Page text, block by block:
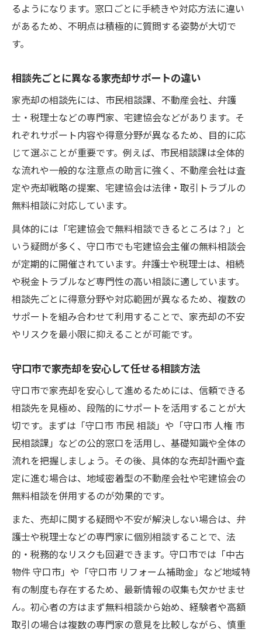
るようになります。窓口ごとに手続きや対応方法に違い
があるため、不明点は積極的に質問する姿勢が大切で
す。
相談先ごとに異なる家売却サポートの違い
家売却の相談先には、市民相談課、不動産会社、弁護
士・税理士などの専門家、宅建協会などがあります。そ
れぞれサポート内容や得意分野が異なるため、目的に応
じて選ぶことが重要です。例えば、市民相談課は全体的
な流れや一般的な注意点の助言に強く、不動産会社は査
定や売却戦略の提案、宅建協会は法律・取引トラブルの
無料相談に対応しています。
具体的には「宅建協会で無料相談できるところは？」と
いう疑問が多く、守口市でも宅建協会主催の無料相談会
が定期的に開催されています。弁護士や税理士は、相続
や税金トラブルなど専門性の高い相談に適しています。
相談先ごとに得意分野や対応範囲が異なるため、複数の
サポートを組み合わせて利用することで、家売却の不安
やリスクを最小限に抑えることが可能です。
守口市で家売却を安心して任せる相談方法
守口市で家売却を安心して進めるためには、信頼できる
相談先を見極め、段階的にサポートを活用することが大
切です。まずは「守口市 市民 相談」や「守口市 人権 市
民相談課」などの公的窓口を活用し、基礎知識や全体の
流れを把握しましょう。その後、具体的な売却計画や査
定に進む場合は、地域密着型の不動産会社や宅建協会の
無料相談を併用するのが効果的です。
また、売却に関する疑問や不安が解決しない場合は、弁
護士や税理士などの専門家に個別相談することで、法
的・税務的なリスクも回避できます。守口市では「中古
物件 守口市」や「守口市 リフォーム補助金」など地域特
有の制度も存在するため、最新情報の収集も欠かせませ
ん。初心者の方はまず無料相談から始め、経験者や高額
取引の場合は複数の専門家の意見を比較しながら、慎重